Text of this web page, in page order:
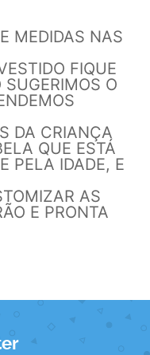
MEDIDAS NAS
FIQUE
O
DA CRIANÇA
QUE ESTÁ
PELA IDADE, E
AS
E PRONTA